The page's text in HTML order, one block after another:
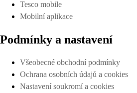
Tesco mobile
Mobilní aplikace
Podmínky a nastavení
Všeobecné obchodní podmínky
Ochrana osobních údajů a cookies
Nastavení soukromí a cookies